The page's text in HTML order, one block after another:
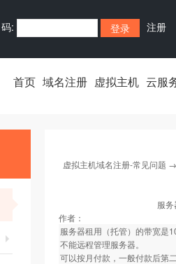
: 注册
首页 域名注册 虚拟主机 云服
虚拟主机域名注册-常见问题
服
作者：
服务器租用（托管）的带宽是
不能远程管理服务器。
可以按月付款，一般付款后第